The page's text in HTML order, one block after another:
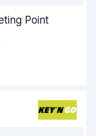
9,3
Point